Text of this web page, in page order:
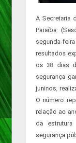
A Secretaria
Paraíba
segunda-
resultados
os 38 dias
segurança
juninos,
O número
relação ao
da
segurança